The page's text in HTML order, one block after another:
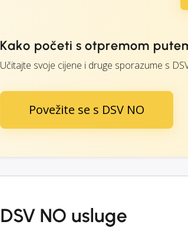
Kako početi s otpremom
Učitajte svoje cijene i druge sporazume s
Povežite se s DSV NO
DSV NO usluge